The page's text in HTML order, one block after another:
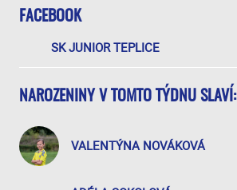
FACEBOOK
SK JUNIOR TEPLICE
NAROZENINY V TOMTO TÝDNU SLAVÍ:
VALENTÝNA NOVÁKOVÁ